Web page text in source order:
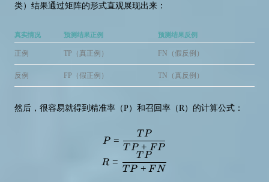
类）结果通过矩阵的形式直观展现出来：
真实情况 预测结果正例 预测结果反例
正例 TP（真正例） FN（假反例）
反例 FP（假正例） TN（真反例）
然后，很容易就得到精准率（P）和召回率（R）的计算公式：
P = \frac{TP}{TP + FP} \\ R =
P =
TP + FP
T P
R =
TP + FN
TP